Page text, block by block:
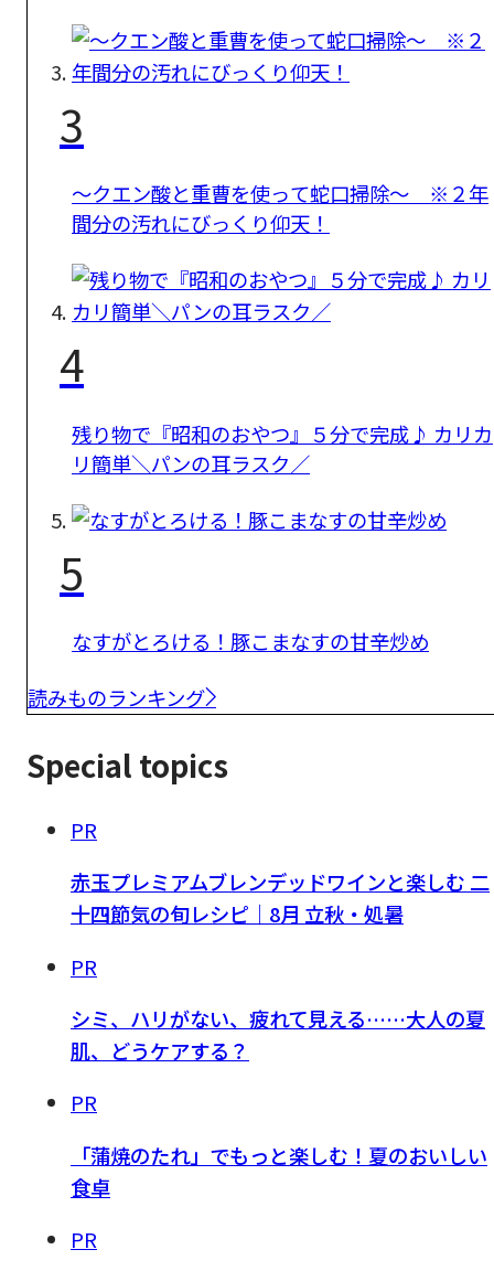
3
〜クエン酸と重曹を使って蛇口掃除〜 ※２年
間分の汚れにびっくり仰天！
4
残り物で『昭和のおやつ』５分で完成♪ カリカ
リ簡単＼パンの耳ラスク／
5
なすがとろける！豚こまなすの甘辛炒め
読みものランキング
Special topics
PR
赤玉プレミアムブレンデッドワインと楽しむ 二
十四節気の旬レシピ｜8月 立秋・処暑
PR
シミ、ハリがない、疲れて見える……大人の夏
肌、どうケアする？
PR
「蒲焼のたれ」でもっと楽しむ！夏のおいしい
食卓
PR